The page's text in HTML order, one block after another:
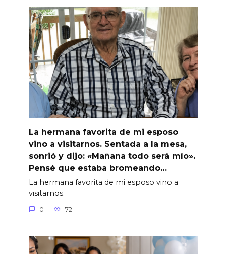
La hermana favorita de mi esposo
vino a visitarnos. Sentada a la mesa,
sonrió y dijo: «Mañana todo será mío».
Pensé que estaba bromeando…
La hermana favorita de mi esposo vino a
visitarnos.
0 72